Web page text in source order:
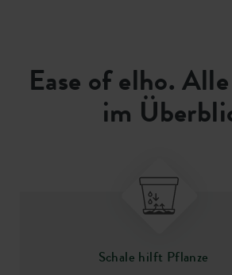
Ease of elho.
im
Schale hilft Pflanze